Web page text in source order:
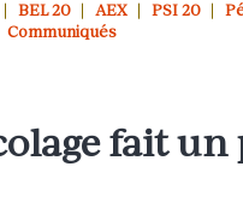
BEL 20 AEX PSI 20
Communiqués
fait un